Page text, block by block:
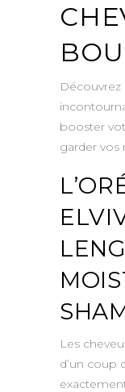
booster
garder vos
Les
d’un coup